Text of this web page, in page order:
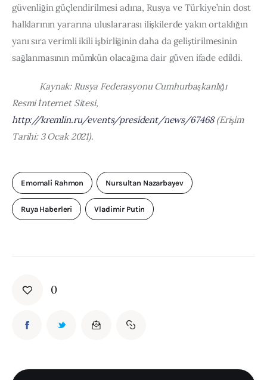
güvenliğin güçlendirilmesi adına, Rusya ve Türkiye’nin dost
halklarının yararına uluslararası ilişkilerde yakın ortaklığın
yanı sıra verimli ikili işbirliğinin daha da geliştirilmesinin
sağlanmasının mümkün olacağına dair güven ifade edildi.
Kaynak: Rusya Federasyonu Cumhurbaşkanlığı
Resmi İnternet Sitesi,
http://kremlin.ru/events/president/news/67468 (Erişim
Tarihi: 3 Ocak 2021).
Emomali Rahmon Nursultan Nazarbayev
Ruya Haberleri Vladimir Putin
0